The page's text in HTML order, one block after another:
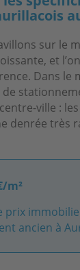
sur le
et
Dans le
ville :
denrée très
m²
prix
ancien à